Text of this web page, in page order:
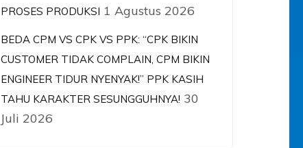
PROSES PRODUKSI 1 Agustus 2026
BEDA CPM VS CPK VS PPK: “CPK BIKIN
CUSTOMER TIDAK COMPLAIN, CPM BIKIN
ENGINEER TIDUR NYENYAK!” PPK KASIH
TAHU KARAKTER SESUNGGUHNYA! 30
Juli 2026